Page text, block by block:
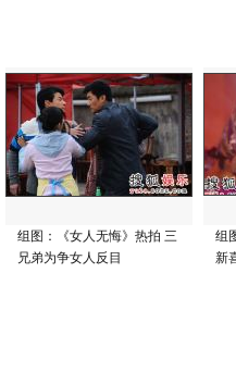
组图：《女人无悔》热拍 三
兄弟为争女人反目
组
新